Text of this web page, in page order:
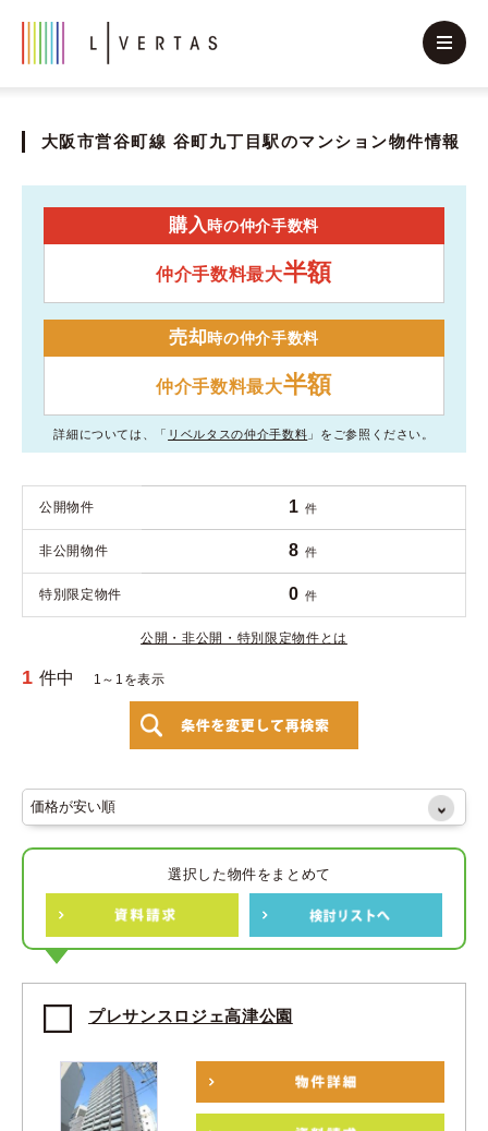
大阪市営谷町線 谷町九丁目駅のマンション物件情報
購入時の仲介手数料
仲介手数料最大半額
売却時の仲介手数料
仲介手数料最大半額
詳細については、「 リベルタスの仲介手数料 」をご参照ください。
公開物件 1 件
非公開物件 8 件
特別限定物件 0 件
公開・非公開・特別限定物件とは
1 件中 1～1を表示
選択した物件をまとめて
プレサンスロジェ高津公園